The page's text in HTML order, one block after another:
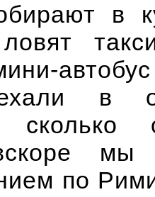
в
ловят
автобус
в
мы
по